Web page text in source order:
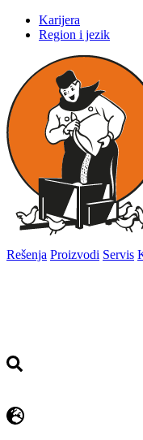
Karijera
Region i jezik
Rešenja Proizvodi Servis